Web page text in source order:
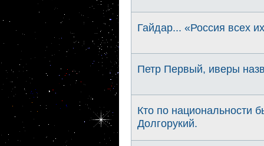
Гайдар... «Россия всех
Петр Первый, иверы
Кто по национальности
Долгорукий.